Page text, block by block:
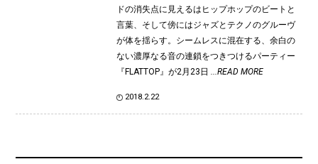
ドの消失点に見えるはヒップホップのビートと
言葉、そして傍にはジャズとテクノのグルーヴ
が体を揺らす。シームレスに混在する、余白の
ない濃厚なる音の連鎖をつきつけるパーティー
『FLATTOP』が2月23日 ...READ MORE
2018.2.22